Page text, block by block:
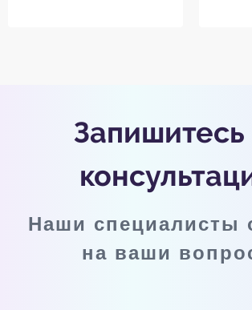
Запишитесь
Наши специалисты
на ваши